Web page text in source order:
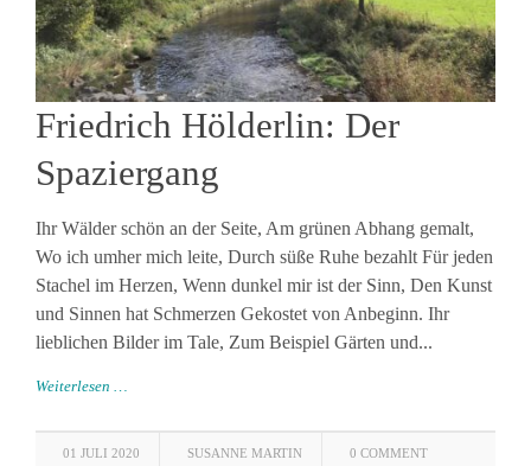
Friedrich Hölderlin: Der
Spaziergang
Ihr Wälder schön an der Seite, Am grünen Abhang gemalt,
Wo ich umher mich leite, Durch süße Ruhe bezahlt Für jeden
Stachel im Herzen, Wenn dunkel mir ist der Sinn, Den Kunst
und Sinnen hat Schmerzen Gekostet von Anbeginn. Ihr
lieblichen Bilder im Tale, Zum Beispiel Gärten und...
Weiterlesen …
01 JULI 2020 SUSANNE MARTIN 0 COMMENT